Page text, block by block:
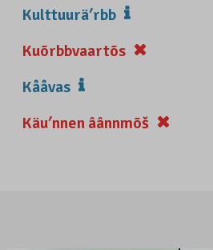
Kulttuuräʹrbb
Kuõrbbvaartõs
Kååvas
Käuʹnnen âânnmõš